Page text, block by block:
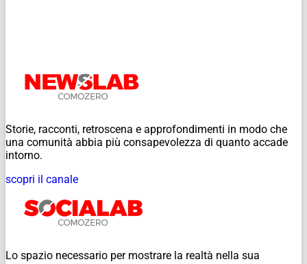
Storie, racconti, retroscena e approfondimenti in modo che
una comunità abbia più consapevolezza di quanto accade
intorno.
scopri il canale
Lo spazio necessario per mostrare la realtà nella sua